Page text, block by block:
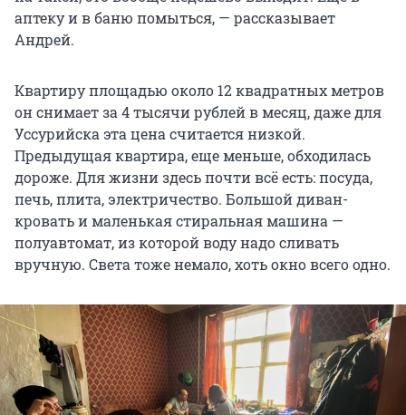
аптеку и в баню помыться, — рассказывает
Андрей.
Квартиру площадью около 12 квадратных метров
он снимает за 4 тысячи рублей в месяц, даже для
Уссурийска эта цена считается низкой.
Предыдущая квартира, еще меньше, обходилась
дороже. Для жизни здесь почти всё есть: посуда,
печь, плита, электричество. Большой диван-
кровать и маленькая стиральная машина —
полуавтомат, из которой воду надо сливать
вручную. Света тоже немало, хоть окно всего одно.